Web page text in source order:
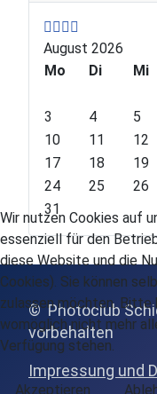
e
v
i
o
s
Y
e
a
e
v
i
o
M
o
n
h
x
t
Y
e
x
t
M
August 2026
Mo
Di Mi
3
4 5
10
11 12
17
18 19
24
25 26
31
© Photoclub
vorbehalten
Impressung und
Wir nutzen Cookies auf
essenziell für den
diese Website und die
Cookies). Sie können
zulassen möchten. Bitte
womöglich nicht mehr
Verfügung stehen.
Akzeptieren